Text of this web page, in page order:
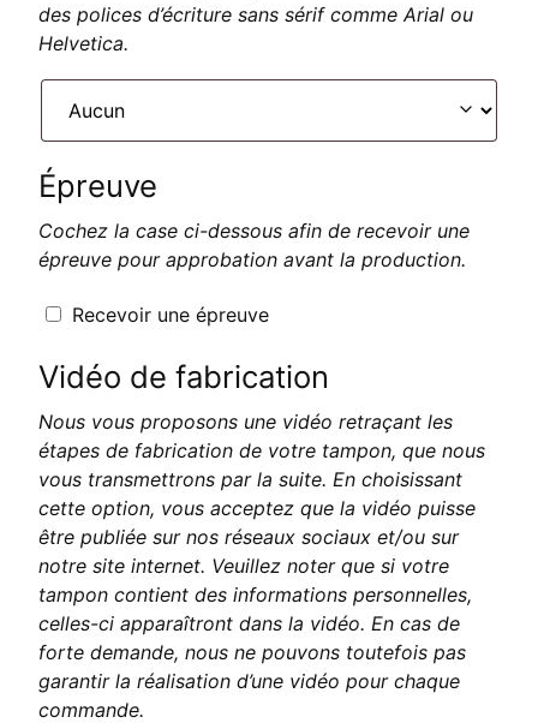
des polices d’écriture sans sérif comme Arial ou
Helvetica.
Épreuve
Cochez la case ci-dessous afin de recevoir une
épreuve pour approbation avant la production.
Recevoir une épreuve
Vidéo de fabrication
Nous vous proposons une vidéo retraçant les
étapes de fabrication de votre tampon, que nous
vous transmettrons par la suite. En choisissant
cette option, vous acceptez que la vidéo puisse
être publiée sur nos réseaux sociaux et/ou sur
notre site internet. Veuillez noter que si votre
tampon contient des informations personnelles,
celles-ci apparaîtront dans la vidéo. En cas de
forte demande, nous ne pouvons toutefois pas
garantir la réalisation d’une vidéo pour chaque
commande.